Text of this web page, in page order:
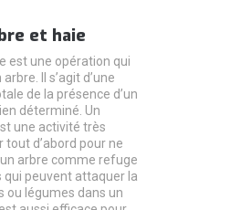
et haie
est une opération qui
Il s’agit d’une
de la présence d’un
déterminé. Un
une activité très
tout d’abord pour ne
arbre comme refuge
peuvent attaquer la
ou légumes dans un